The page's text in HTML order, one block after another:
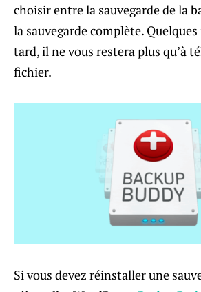
choisir entre la sauvegarde de la
la sauvegarde complète.
tard, il ne vous restera plus qu’à
fichier.
Si vous devez réinstaller une